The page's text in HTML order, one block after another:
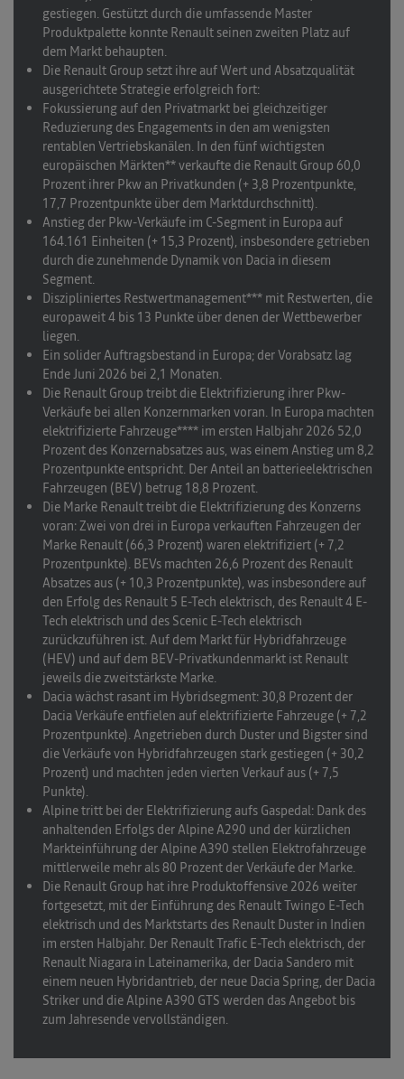
gestiegen. Gestützt durch die umfassende Master
Produktpalette konnte Renault seinen zweiten Platz auf
dem Markt behaupten.
Die Renault Group setzt ihre auf Wert und Absatzqualität
ausgerichtete Strategie erfolgreich fort:
Fokussierung auf den Privatmarkt bei gleichzeitiger
Reduzierung des Engagements in den am wenigsten
rentablen Vertriebskanälen. In den fünf wichtigsten
europäischen Märkten** verkaufte die Renault Group 60,0
Prozent ihrer Pkw an Privatkunden (+ 3,8 Prozentpunkte,
17,7 Prozentpunkte über dem Marktdurchschnitt).
Anstieg der Pkw-Verkäufe im C-Segment in Europa auf
164.161 Einheiten (+ 15,3 Prozent), insbesondere getrieben
durch die zunehmende Dynamik von Dacia in diesem
Segment.
Diszipliniertes Restwertmanagement*** mit Restwerten, die
europaweit 4 bis 13 Punkte über denen der Wettbewerber
liegen.
Ein solider Auftragsbestand in Europa; der Vorabsatz lag
Ende Juni 2026 bei 2,1 Monaten.
Die Renault Group treibt die Elektrifizierung ihrer Pkw-
Verkäufe bei allen Konzernmarken voran. In Europa machten
elektrifizierte Fahrzeuge**** im ersten Halbjahr 2026 52,0
Prozent des Konzernabsatzes aus, was einem Anstieg um 8,2
Prozentpunkte entspricht. Der Anteil an batterieelektrischen
Fahrzeugen (BEV) betrug 18,8 Prozent.
Die Marke Renault treibt die Elektrifizierung des Konzerns
voran: Zwei von drei in Europa verkauften Fahrzeugen der
Marke Renault (66,3 Prozent) waren elektrifiziert (+ 7,2
Prozentpunkte). BEVs machten 26,6 Prozent des Renault
Absatzes aus (+ 10,3 Prozentpunkte), was insbesondere auf
den Erfolg des Renault 5 E-Tech elektrisch, des Renault 4 E-
Tech elektrisch und des Scenic E-Tech elektrisch
zurückzuführen ist. Auf dem Markt für Hybridfahrzeuge
(HEV) und auf dem BEV-Privatkundenmarkt ist Renault
jeweils die zweitstärkste Marke.
Dacia wächst rasant im Hybridsegment: 30,8 Prozent der
Dacia Verkäufe entfielen auf elektrifizierte Fahrzeuge (+ 7,2
Prozentpunkte). Angetrieben durch Duster und Bigster sind
die Verkäufe von Hybridfahrzeugen stark gestiegen (+ 30,2
Prozent) und machten jeden vierten Verkauf aus (+ 7,5
Punkte).
Alpine tritt bei der Elektrifizierung aufs Gaspedal: Dank des
anhaltenden Erfolgs der Alpine A290 und der kürzlichen
Markteinführung der Alpine A390 stellen Elektrofahrzeuge
mittlerweile mehr als 80 Prozent der Verkäufe der Marke.
Die Renault Group hat ihre Produktoffensive 2026 weiter
fortgesetzt, mit der Einführung des Renault Twingo E-Tech
elektrisch und des Marktstarts des Renault Duster in Indien
im ersten Halbjahr. Der Renault Trafic E-Tech elektrisch, der
Renault Niagara in Lateinamerika, der Dacia Sandero mit
einem neuen Hybridantrieb, der neue Dacia Spring, der Dacia
Striker und die Alpine A390 GTS werden das Angebot bis
zum Jahresende vervollständigen.